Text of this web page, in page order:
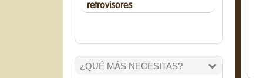
retrovisores
¿QUÉ MÁS NECESITAS?